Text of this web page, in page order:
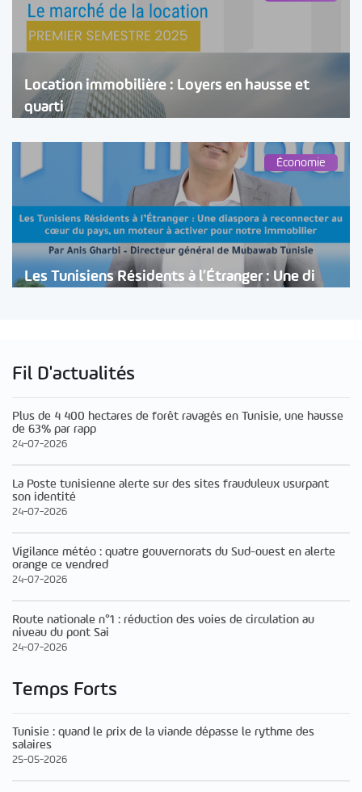
Location immobilière : Loyers en hausse et
quarti
Économie
Les Tunisiens Résidents à l’Étranger : Une di
Fil D'actualités
Plus de 4 400 hectares de forêt ravagés en Tunisie, une hausse
de 63% par rapp
24-07-2026
La Poste tunisienne alerte sur des sites frauduleux usurpant
son identité
24-07-2026
Vigilance météo : quatre gouvernorats du Sud-ouest en alerte
orange ce vendred
24-07-2026
Route nationale n°1 : réduction des voies de circulation au
niveau du pont Sai
24-07-2026
Temps Forts
Tunisie : quand le prix de la viande dépasse le rythme des
salaires
25-05-2026